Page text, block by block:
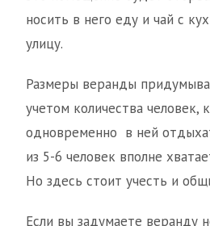
носить в него еду и чай с
улицу.
Размеры веранды
учетом количества человек,
одновременно в ней
из 5-6 человек вполне
Но здесь стоит учесть и
Если вы задумаете веранду